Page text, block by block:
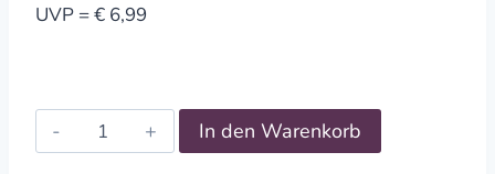
UVP = € 6,99
Flaschenöffner
Feierabend
In den Warenkorb